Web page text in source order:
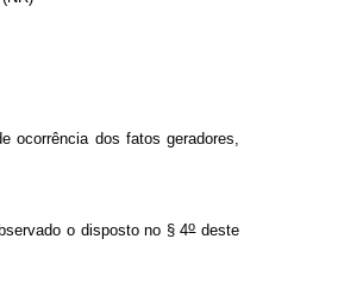
ocorrência dos fatos geradores,
o disposto no § 4odeste